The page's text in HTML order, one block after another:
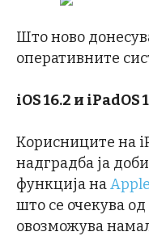
Што ново
оперативните
iOS 16.2 и iPadOS
Корисниците на
надградба ја
функција на
што се очекува
овозможува